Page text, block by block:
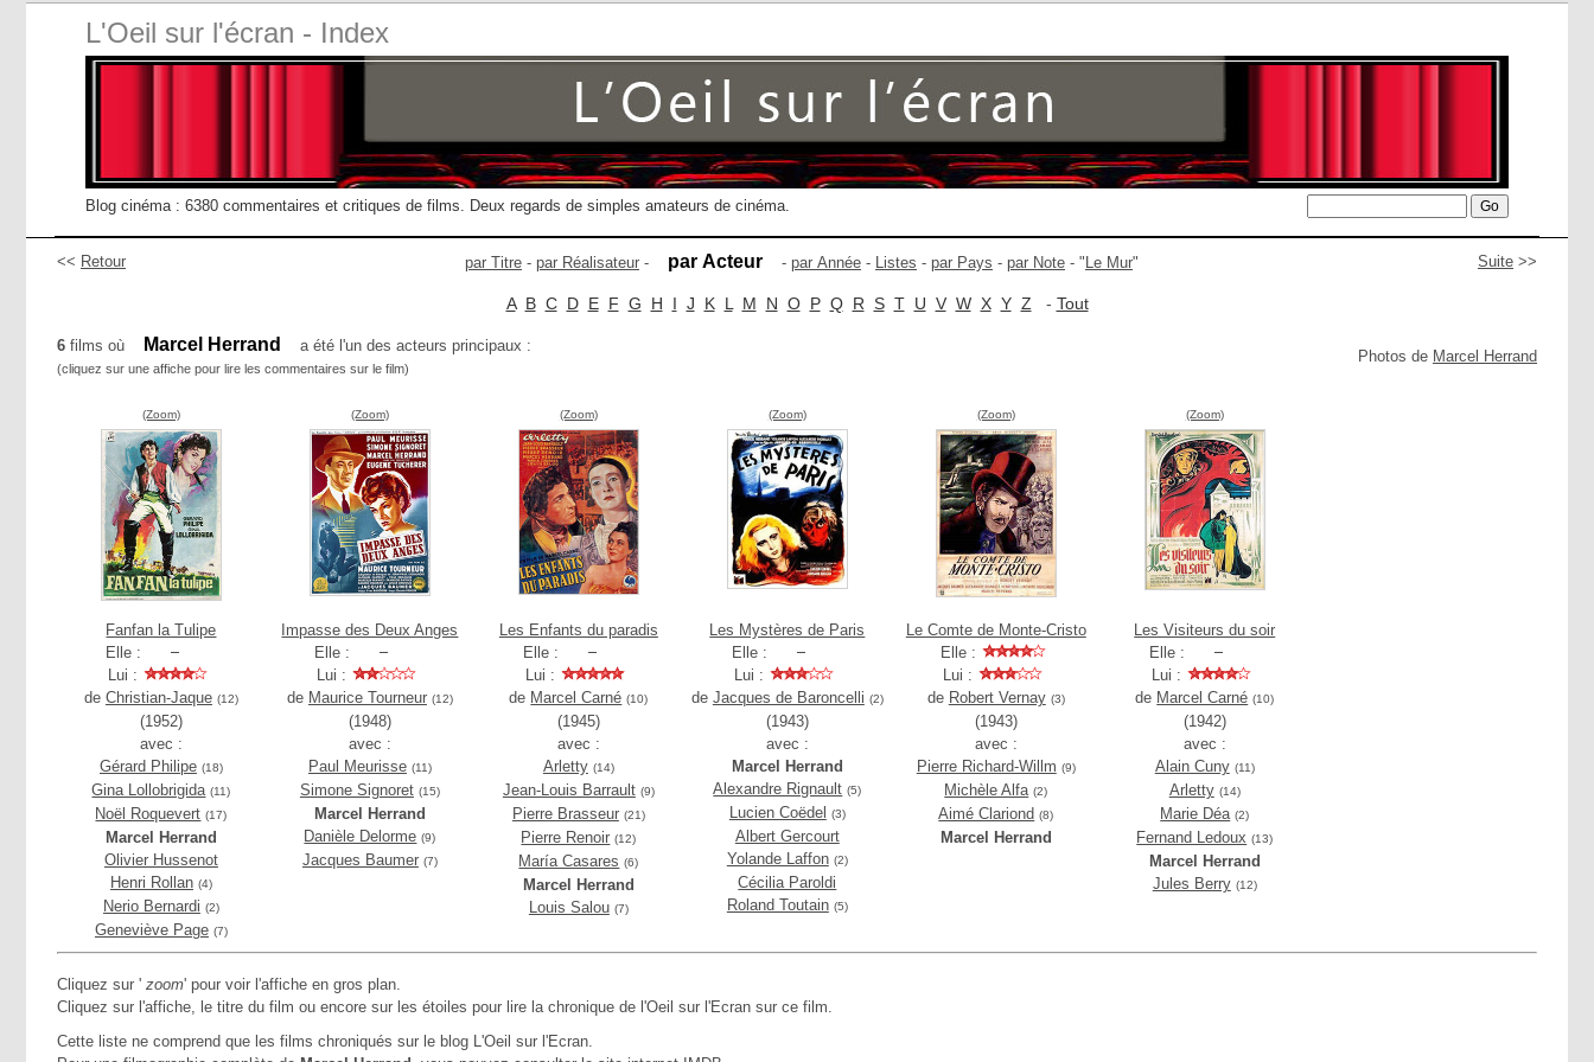
L'Oeil sur l'écran - Index
Blog cinéma : 6380 commentaires et critiques de films. Deux regards de simples amateurs de cinéma.
<< Retour Suite >>
par Titre - par Réalisateur - par Acteur - par Année - Listes - par Pays - par Note - " Le Mur"
A B C D E F G H I J K L M N O P Q R S T U V W X Y Z - Tout
Photos de Marcel Herrand
6 films où Marcel Herrand a été l'un des acteurs principaux :
(cliquez sur une affiche pour lire les commentaires sur le film)
(Zoom)
Fanfan la Tulipe
Elle :
Lui :
de Christian-Jaque (12)
(1952)
avec :
Gérard Philipe (18)
Gina Lollobrigida (11)
Noël Roquevert (17)
Marcel Herrand
Olivier Hussenot
Henri Rollan (4)
Nerio Bernardi (2)
Geneviève Page (7)
(Zoom)
Impasse des Deux Anges
Elle :
Lui :
de Maurice Tourneur (12)
(1948)
avec :
Paul Meurisse (11)
Simone Signoret (15)
Marcel Herrand
Danièle Delorme (9)
Jacques Baumer (7)
(Zoom)
Les Enfants du paradis
Elle :
Lui :
de Marcel Carné (10)
(1945)
avec :
Arletty (14)
Jean-Louis Barrault (9)
Pierre Brasseur (21)
Pierre Renoir (12)
María Casares (6)
Marcel Herrand
Louis Salou (7)
(Zoom)
Les Mystères de Paris
Elle :
Lui :
de Jacques de Baroncelli (2)
(1943)
avec :
Marcel Herrand
Alexandre Rignault (5)
Lucien Coëdel (3)
Albert Gercourt
Yolande Laffon (2)
Cécilia Paroldi
Roland Toutain (5)
(Zoom)
Le Comte de Monte-Cristo
Elle :
Lui :
de Robert Vernay (3)
(1943)
avec :
Pierre Richard-Willm (9)
Michèle Alfa (2)
Aimé Clariond (8)
Marcel Herrand
(Zoom)
Les Visiteurs du soir
Elle :
Lui :
de Marcel Carné (10)
(1942)
avec :
Alain Cuny (11)
Arletty (14)
Marie Déa (2)
Fernand Ledoux (13)
Marcel Herrand
Jules Berry (12)
Cliquez sur ' zoom' pour voir l'affiche en gros plan.
Cliquez sur l'affiche, le titre du film ou encore sur les étoiles pour lire la chronique de l'Oeil sur l'Ecran sur ce film.
Cette liste ne comprend que les films chroniqués sur le blog L'Oeil sur l'Ecran.